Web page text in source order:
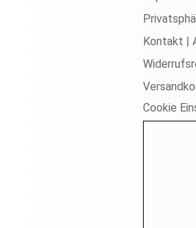
Kontakt |
Cookie